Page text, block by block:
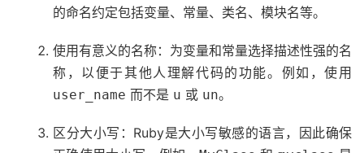
的命名约定包括变量、常量、类名、模块名等。
使用有意义的名称：为变量和常量选择描述性强的名
称，以便于其他人理解代码的功能。例如，使用
user_name 而不是 u 或 un。
区分大小写：Ruby是大小写敏感的语言，因此确保